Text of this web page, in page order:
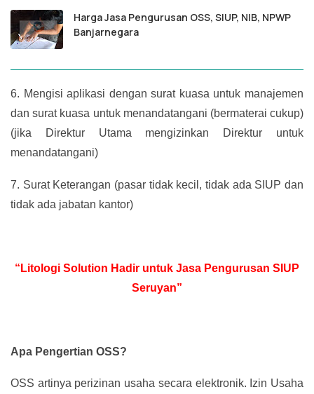
Harga Jasa Pengurusan OSS, SIUP, NIB, NPWP
Banjarnegara
6. Mengisi aplikasi dengan surat kuasa untuk manajemen
dan surat kuasa untuk menandatangani (bermaterai cukup)
(jika Direktur Utama mengizinkan Direktur untuk
menandatangani)
7. Surat Keterangan (pasar tidak kecil, tidak ada SIUP dan
tidak ada jabatan kantor)
“Litologi Solution Hadir untuk Jasa Pengurusan SIUP
Seruyan”
Apa Pengertian OSS?
OSS artinya perizinan usaha secara elektronik. Izin Usaha